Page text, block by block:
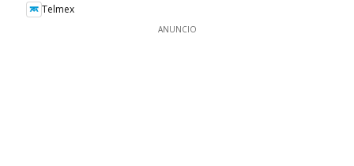
Telmex
ANUNCIO